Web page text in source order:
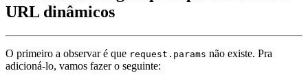
URL dinâmicos
O primeiro a observar é que request.params não existe. Pra
adicioná-lo, vamos fazer o seguinte: